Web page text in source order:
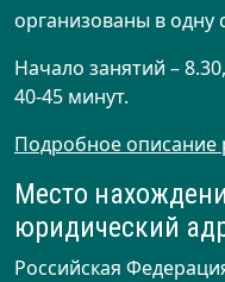
организованы в одну
Начало занятий –
40-45 минут.
Подробное
Место
юридический
Российская